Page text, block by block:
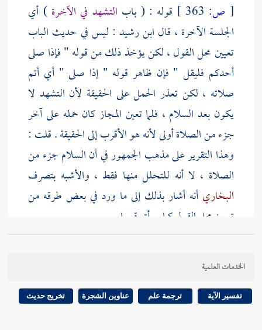
[ ص: قوله : ( باب التشهد في الآخرة) أي
الجلسة الآخرة ، قال ابن رشيد : ليس في حديث الباب
تعيين محل القول ، لكن يؤخذ ذلك من قوله " فإذا صلى
أحدكم فليقل " فإن ظاهر قوله " إذا صلى " أي أتم
صلاته ، لكن تعذر الحمل على الحقيقة لأن التشهد لا
يكون بعد السلام ، فلما تعين المجاز كان حمله على آخر
جزء من الصلاة أولى لأنه هو الأقرب إلى الحقيقة . قلت :
وهذا التقرير على مذهب الجمهور في أن السلام جزء من
الصلاة ، لا أنه للتحلل منها فقط ، والأشبه بتصرف
البخاريأنه أشار بذلك إلى ما ورد في بعض طرقه من
تعيين محل القول كما سيأتي قريبا .
قوله : ( عن
الأعمش
الخدمات العلمية
تفسير الآية ترجمة علم عناوين الشجرة تخريج حديث